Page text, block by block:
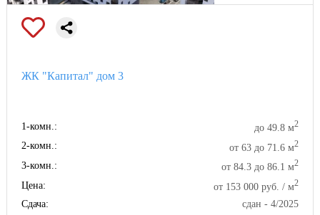
ЖК "Капитал" дом 3
1-комн.: до 49.8 м2
2-комн.: от 63 до 71.6 м2
3-комн.: от 84.3 до 86.1 м2
Цена: от 153 000 руб. / м2
Сдача: сдан - 4/2025